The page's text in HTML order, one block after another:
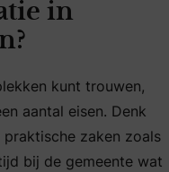
in
kunt trouwen,
aantal eisen. Denk
zaken zoals
bij de gemeente wat